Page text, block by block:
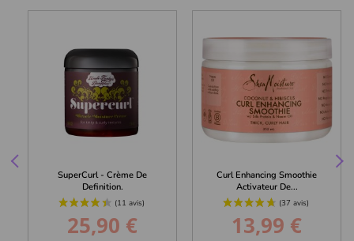
SuperCurl - Crème De
Definition.
Prix
25,90 €
Curl Enhancing Smoothie
Activateur De...
Prix
13,99 €